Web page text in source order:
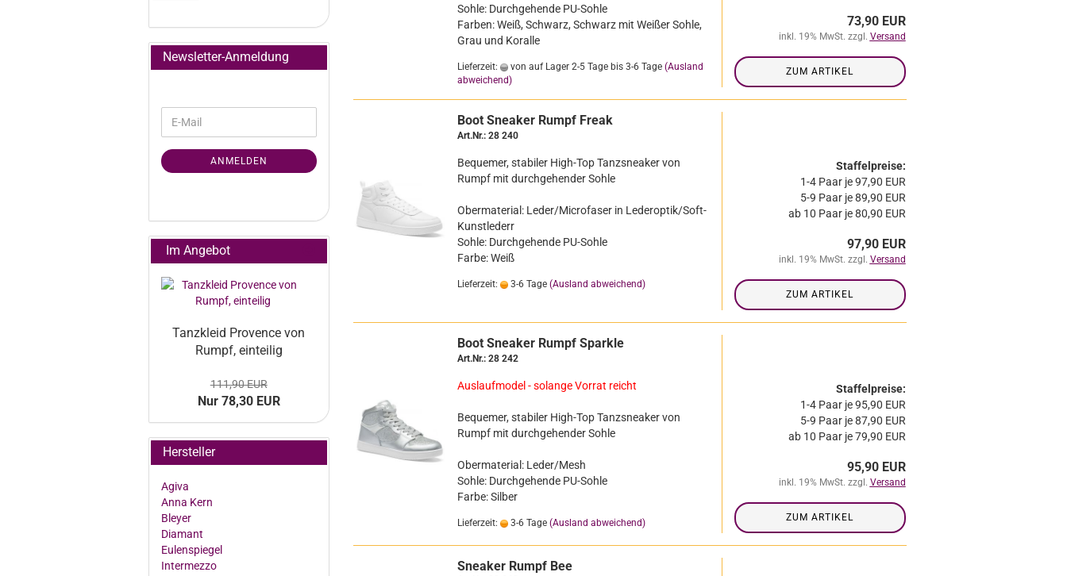
Sohle: Durch­ge­hen­de PU-​Sohle
Far­ben: Weiß, Schwarz, Schwarz mit Wei­ßer Sohle,
Grau und Ko­ral­le
Lieferzeit: von auf Lager 2-5 Tage bis 3-6 Tage (Ausland
abweichend)
73,90 EUR
inkl. 19% MwSt. zzgl. Versand
ZUM ARTIKEL
Boot Snea­ker Rumpf Freak
Art.Nr.: 28 240
Be­que­mer, sta­bi­ler High-​Top Tanzs­nea­ker von
Rumpf mit durch­ge­hen­der Sohle
Ober­ma­te­ri­al: Leder/Mi­cro­fa­ser in Le­der­op­tik/Soft-​
Kunstlederr
Sohle: Durch­ge­hen­de PU-​Sohle
Farbe: Weiß
Lieferzeit: 3-6 Tage (Ausland abweichend)
Staffelpreise:
1-4 Paar je 97,90 EUR
5-9 Paar je 89,90 EUR
ab 10 Paar je 80,90 EUR
97,90 EUR
inkl. 19% MwSt. zzgl. Versand
ZUM ARTIKEL
Boot Snea­ker Rumpf Spark­le
Art.Nr.: 28 242
Aus­lauf­mo­del - so­lan­ge Vor­rat reicht
Be­que­mer, sta­bi­ler High-​Top Tanzs­nea­ker von
Rumpf mit durch­ge­hen­der Sohle
Ober­ma­te­ri­al: Leder/Mesh
Sohle: Durch­ge­hen­de PU-​Sohle
Farbe: Sil­ber
Lieferzeit: 3-6 Tage (Ausland abweichend)
Staffelpreise:
1-4 Paar je 95,90 EUR
5-9 Paar je 87,90 EUR
ab 10 Paar je 79,90 EUR
95,90 EUR
inkl. 19% MwSt. zzgl. Versand
ZUM ARTIKEL
Snea­ker Rumpf Bee
Newsletter-Anmeldung
ANMELDEN
Im Angebot
Tanz­kleid Pro­vence von
Rumpf, ein­tei­lig
111,90 EUR
Nur 78,30 EUR
Hersteller
Agiva
Anna Kern
Bleyer
Diamant
Eulenspiegel
Intermezzo